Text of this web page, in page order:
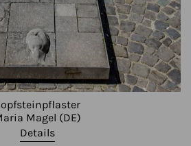
Magel (DE)
Details